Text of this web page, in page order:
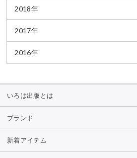
2018年
2017年
2016年
いろは出版とは
ブランド
新着アイテム